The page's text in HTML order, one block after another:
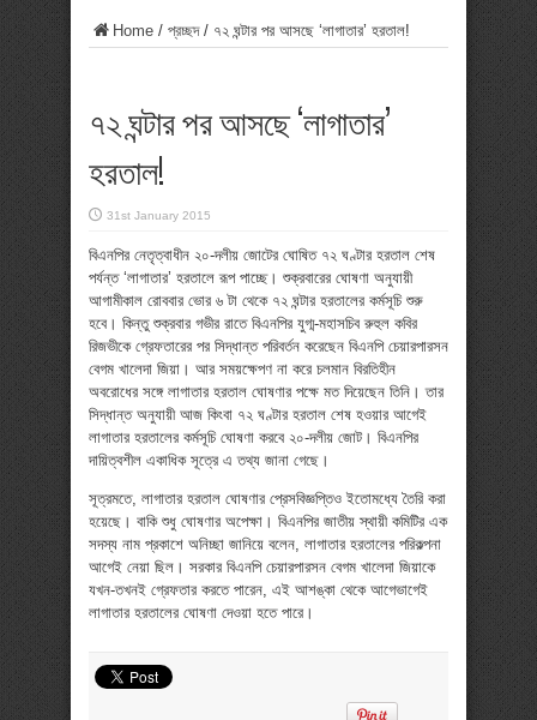
Home / প্রচ্ছদ/ ৭২ ঘন্টার পর আসছে ‘লাগাতার’ হরতাল!
৭২ ঘন্টার পর আসছে ‘লাগাতার’
হরতাল!
31st January 2015
বিএনপির নেতৃত্বাধীন ২০-দলীয় জোটের ঘোষিত ৭২ ঘণ্টার হরতাল শেষ
পর্যন্ত ‘লাগাতার’ হরতালে রূপ পাচ্ছে। শুক্রবারের ঘোষণা অনুযায়ী
আগামীকাল রোববার ভোর ৬ টা থেকে ৭২ ঘন্টার হরতালের কর্মসূচি শুরু
হবে। কিন্তু শুক্রবার গভীর রাতে বিএনপির যুগ্ম-মহাসচিব রুহুল কবির
রিজভীকে গ্রেফতারের পর সিদ্ধান্ত পরিবর্তন করেছেন বিএনপি চেয়ারপারসন
বেগম খালেদা জিয়া। আর সময়ক্ষেপণ না করে চলমান বিরতিহীন
অবরোধের সঙ্গে লাগাতার হরতাল ঘোষণার পক্ষে মত দিয়েছেন তিনি। তার
সিদ্ধান্ত অনুযায়ী আজ কিংবা ৭২ ঘণ্টার হরতাল শেষ হওয়ার আগেই
লাগাতার হরতালের কর্মসূচি ঘোষণা করবে ২০-দলীয় জোট। বিএনপির
দায়িত্বশীল একাধিক সূত্রে এ তথ্য জানা গেছে।
সূত্রমতে, লাগাতার হরতাল ঘোষণার প্রেসবিজ্ঞপ্তিও ইতোমধ্যে তৈরি করা
হয়েছে। বাকি শুধু ঘোষণার অপেক্ষা। বিএনপির জাতীয় স্থায়ী কমিটির এক
সদস্য নাম প্রকাশে অনিচ্ছা জানিয়ে বলেন, লাগাতার হরতালের পরিকল্পনা
আগেই নেয়া ছিল। সরকার বিএনপি চেয়ারপারসন বেগম খালেদা জিয়াকে
যখন-তখনই গ্রেফতার করতে পারেন, এই আশঙ্কা থেকে আগেভাগেই
লাগাতার হরতালের ঘোষণা দেওয়া হতে পারে।